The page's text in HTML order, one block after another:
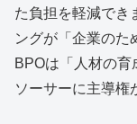
た負担を軽減でき
ングが「企業のた
BPOは「人材の育
ソーサーに主導権